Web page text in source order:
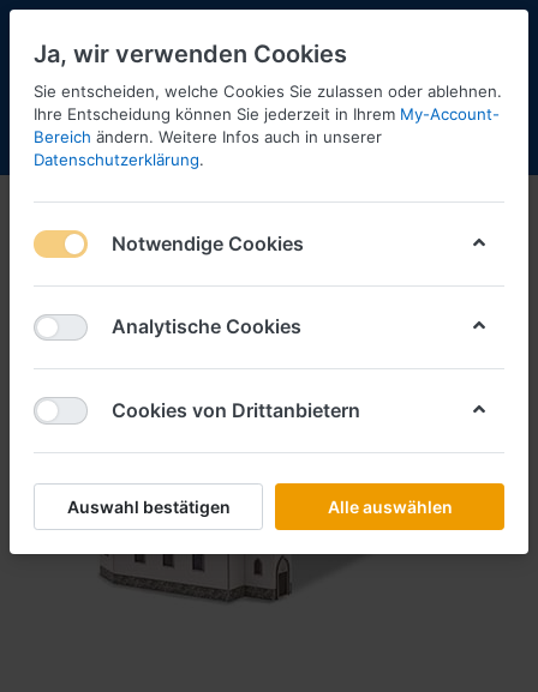
Menü Anmelden Shopaktualisierung
Ja, wir verwenden Cookies
Sie entscheiden, welche Cookies Sie zulassen oder ablehnen.
Ihre Entscheidung können Sie jederzeit in Ihrem My-Account-
Bereich ändern. Weitere Infos auch in unserer
Datenschutzerklärung.
Notwendige Cookies
Analytische Cookies
Cookies von Drittanbietern
Auswahl bestätigen Alle auswählen